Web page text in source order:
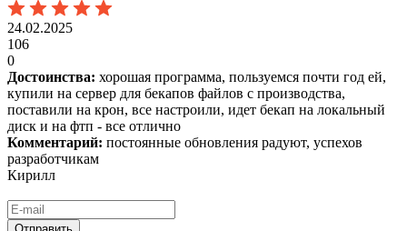
24.02.2025
106
0
Достоинства: хорошая программа, пользуемся почти год ей,
купили на сервер для бекапов файлов с производства,
поставили на крон, все настроили, идет бекап на локальный
диск и на фтп - все отлично
Комментарий: постоянные обновления радуют, успехов
разработчикам
Кирилл